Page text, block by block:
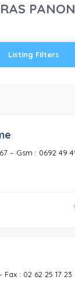
Listing Filters
– Gsm : 0692 49 49
: 02 62 25 17 23 ...